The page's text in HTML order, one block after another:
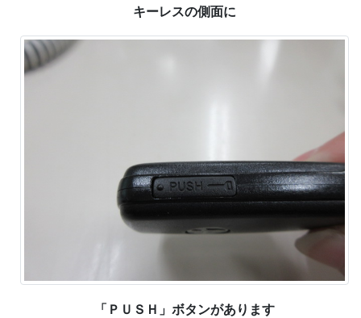
キーレスの側面に
「ＰＵＳＨ」ボタンがあります